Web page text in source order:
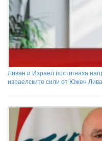
Ливан и Израел постигнаха
израелските сили от Южен